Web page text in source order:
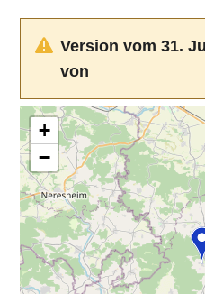
Version vom 31.
von
+
−